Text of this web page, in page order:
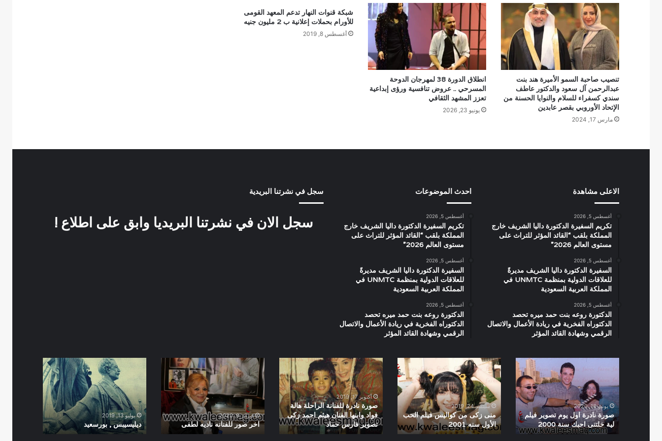
تنصيب صاحبة السمو الأميرة هند بنت
عبدالرحمن آل سعود والدكتور عاطف
سندي كسفراء للسلام والنوايا الحسنة من
الإتحاد الأوروبي بقصر عابدين
مارس 17, 2024
انطلاق الدورة 38 لمهرجان الدوحة
المسرحي .. عروض تنافسية ورؤى إبداعية
تعزز المشهد الثقافي
يونيو 23, 2026
شبكة قنوات النهار تدعم المعهد القومى
للأورام بحملات إعلانية ب 2 مليون جنيه
أغسطس 8, 2019
الاعلى مشاهدة
أغسطس 5, 2026
تكريم السفيرة الدكتورة داليا الشريف خارج
المملكة بلقب “القائد المؤثر للتراث على
مستوى العالم 2026”
أغسطس 5, 2026
السفيرة الدكتورة داليا الشريف مديرةً
للعلاقات الدولية بمنظمة UNMTC في
المملكة العربية السعودية
أغسطس 5, 2026
الدكتورة روعه بنت حمد ميره تحصد
الدكتوراه الفخرية في ريادة الأعمال والاتصال
الرقمي وشهادة القائد المؤثر
احدث الموضوعات
أغسطس 5, 2026
تكريم السفيرة الدكتورة داليا الشريف خارج
المملكة بلقب “القائد المؤثر للتراث على
مستوى العالم 2026”
أغسطس 5, 2026
السفيرة الدكتورة داليا الشريف مديرةً
للعلاقات الدولية بمنظمة UNMTC في
المملكة العربية السعودية
أغسطس 5, 2026
الدكتورة روعه بنت حمد ميره تحصد
الدكتوراه الفخرية في ريادة الأعمال والاتصال
الرقمي وشهادة القائد المؤثر
سجل في نشرتنا البريدية
سجل الان في نشرتنا البريديا وابق على اطلاع !
يوم
تصوير
فيلم
لية
خلتنى
يونيو 18, 2020
صورة نادرة اول يوم تصوير فيلم
لية خلتنى احبك سنة 2000
منى
زكى
من
كواليس
فيلم
الحب
الأول
سنه
سبتمبر 24, 2019
منى زكى من كواليس فيلم الحب
الأول سنه 2001
صورة
نادرة
للفنانة
الراحلة
هالة
فواد
وابنها
الفنان
أكتوبر 17, 2019
صورة نادرة للفنانة الراحلة هالة
فواد وابنها الفنان هيثم احمد زكى
تصوير فارس حماد
اخر
صور
للفنانه
ناديه
لطفى
فبراير 9, 2020
اخر صور للفنانه ناديه لطفى
يوليو 13, 2019
ديليسيبس , بورسعيد